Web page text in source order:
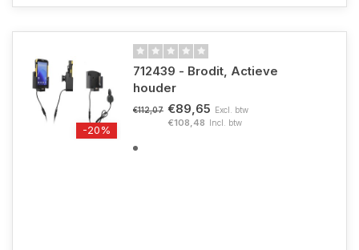
-20%
712439 - Brodit, Actieve
houder
€112,07 €89,65 Excl. btw
€108,48 Incl. btw